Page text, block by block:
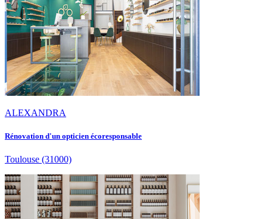
ALEXANDRA
Rénovation d'un opticien écoresponsable
Toulouse (31000)